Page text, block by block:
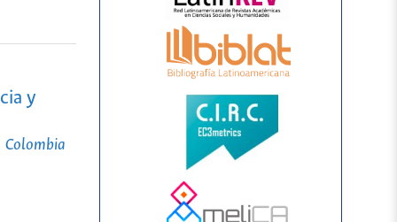
y
Colombia